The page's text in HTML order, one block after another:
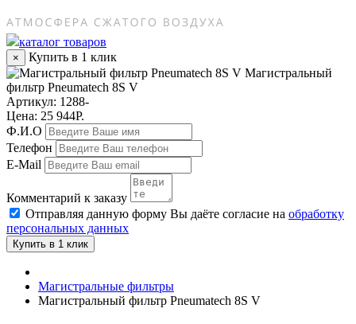
каталог товаров
×
Купить в 1 клик
Магистральный
фильтр Pneumatech 8S V
Артикул: 1288-
Цена: 25 944Р.
Ф.И.О
Телефон
E-Mail
Комментарий к заказу
Отправляя данную форму Вы даёте согласие на обработку
персональных данных
Купить в 1 клик
Магистральные фильтры
Магистральный фильтр Pneumatech 8S V